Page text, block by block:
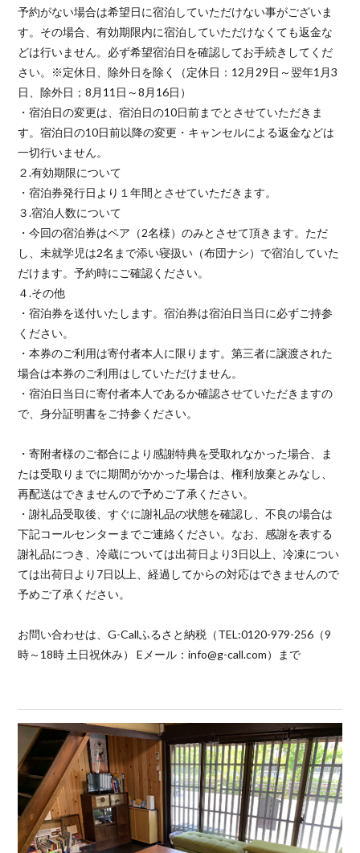
予約がない場合は希望日に宿泊していただけない事がございま
す。その場合、有効期限内に宿泊していただけなくても返金な
どは行いません。必ず希望宿泊日を確認してお手続きしてくだ
さい。※定休日、除外日を除く（定休日：12月29日～翌年1月3
日、除外日；8月11日～8月16日）
・宿泊日の変更は、宿泊日の10日前までとさせていただきま
す。宿泊日の10日前以降の変更・キャンセルによる返金などは
一切行いません。
２.有効期限について
・宿泊券発行日より１年間とさせていただきます。
３.宿泊人数について
・今回の宿泊券はペア（2名様）のみとさせて頂きます。ただ
し、未就学児は2名まで添い寝扱い（布団ナシ）で宿泊していた
だけます。予約時にご確認ください。
４.その他
・宿泊券を送付いたします。宿泊券は宿泊日当日に必ずご持参
ください。
・本券のご利用は寄付者本人に限ります。第三者に譲渡された
場合は本券のご利用はしていただけません。
・宿泊日当日に寄付者本人であるか確認させていただきますの
で、身分証明書をご持参ください。
・寄附者様のご都合により感謝特典を受取れなかった場合、ま
たは受取りまでに期間がかかった場合は、権利放棄とみなし、
再配送はできませんので予めご了承ください。
・謝礼品受取後、すぐに謝礼品の状態を確認し、不良の場合は
下記コールセンターまでご連絡ください。なお、感謝を表する
謝礼品につき、冷蔵については出荷日より3日以上、冷凍につい
ては出荷日より7日以上、経過してからの対応はできませんので
予めご了承ください。
お問い合わせは、G-Callふるさと納税（TEL:0120-979-256（9
時～18時 土日祝休み） Eメール：info@g-call.com）まで